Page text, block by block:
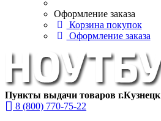
Оформление заказа
Корзина покупок
Оформление заказа
Пункты выдачи товаров г.Кузнецк
8 (800) 770-75-22